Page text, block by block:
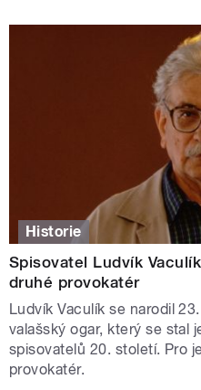
Historie
Spisovatel Ludvík
druhé provokatér
Ludvík Vaculík se narodil
valašský ogar, který se stal
spisovatelů 20. století. Pro
provokatér.